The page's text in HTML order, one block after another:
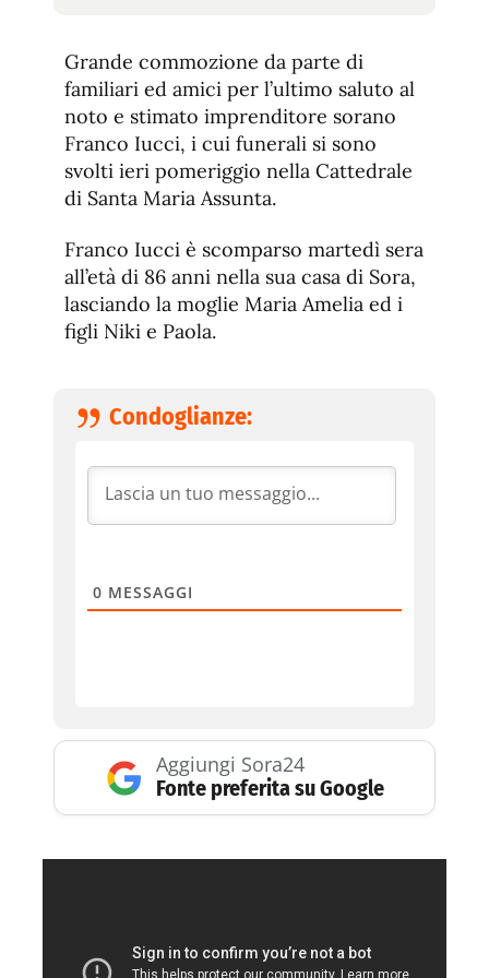
de
fuente
de
fuente.
Grande commozione da parte di
familiari ed amici per l’ultimo saluto al
noto e stimato imprenditore sorano
Franco Iucci, i cui funerali si sono
svolti ieri pomeriggio nella Cattedrale
di Santa Maria Assunta.
Franco Iucci è scomparso martedì sera
all’età di 86 anni nella sua casa di Sora,
lasciando la moglie Maria Amelia ed i
figli Niki e Paola.
Condoglianze:
0 MESSAGGI
Aggiungi Sora24
Fonte preferita su Google